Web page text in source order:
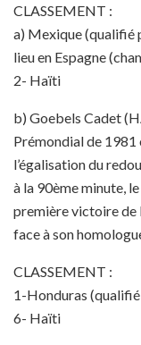
CLASSEMENT :
a) Mexique (qualifié
lieu en Espagne
2- Haïti
b) Goebels Cadet
Prémondial de 1981
l’égalisation du
à la 90ème minute,
première victoire de
face à son
CLASSEMENT :
1-Honduras
6- Haïti